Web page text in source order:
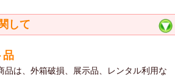
して
品
品は、外箱破損、展示品、レンタル利用な